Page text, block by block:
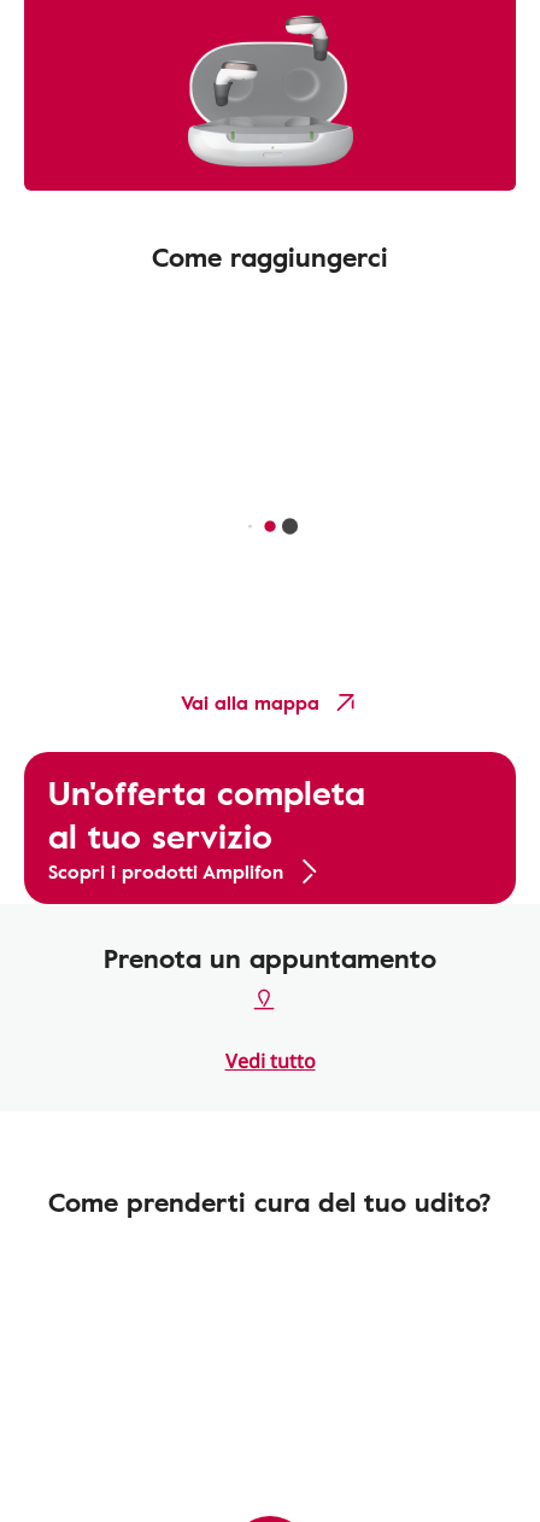
Come raggiungerci
Vai alla mappa
Un'offerta completa
al tuo servizio
Scopri i prodotti Amplifon
Prenota un appuntamento
Vedi tutto
Come prenderti cura del tuo udito?